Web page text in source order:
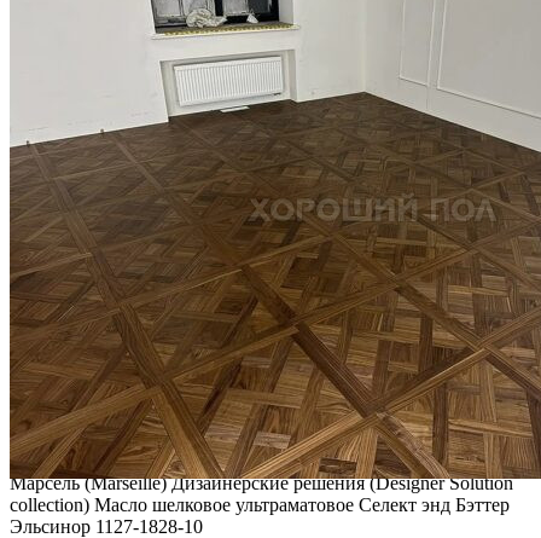
ВИДЕО-ИНСТРУКЦИЯ: Реставрация царапин. Полы,
покрытые маслом и твердым воском. Системы для локального
ремонта и восстановления
Читать полностью
02.02.2026
ПОЛЫ, ПОКРЫТЫЕ МАСЛОМ. РЕСТАВРАЦИЯ
НЕБОЛЬШИХ ПОТЕРТОСТЕЙ
Читать полностью
12.01.2026
РЕСТАВРАЦИЯ НЕБОЛЬШИХ ВМЯТИН НА ПАРКЕТЕ.
ПОЛЫ, ПОКРЫТЫЕ МАСЛОМ И ТВЕРДЫМ ВОСКОМ
Читать полностью
12.01.2026
Все новости о Coswick
Мозаичный паркет COSWICK Криволинейная елка Дуб
Марсель (Marseille) Дизайнерские решения (Designer Solution
collection) Масло шелковое ультраматовое Селект энд Бэттер
Эльсинор 1127-1828-10